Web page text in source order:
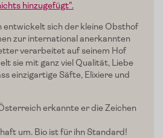
hinzugefügt".
entwickelt sich der kleine Obsthof
zur international anerkannten
verarbeitet auf seinem Hof
sie mit ganz viel Qualität, Liebe
einzigartige Säfte, Elixiere und
erkannte er die Zeichen
um. Bio ist für ihn Standard!